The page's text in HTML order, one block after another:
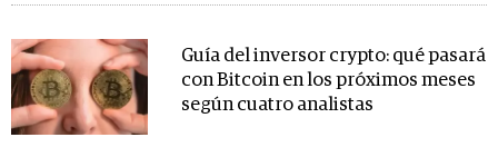
Guía del inversor crypto: qué pasará
con Bitcoin en los próximos meses
según cuatro analistas